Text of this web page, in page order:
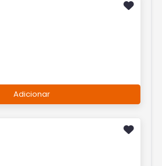
Adicionar